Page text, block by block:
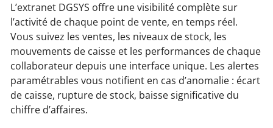
L’extranet DGSYS offre une visibilité complète sur
l’activité de chaque point de vente, en temps réel.
Vous suivez les ventes, les niveaux de stock, les
mouvements de caisse et les performances de chaque
collaborateur depuis une interface unique. Les alertes
paramétrables vous notifient en cas d’anomalie : écart
de caisse, rupture de stock, baisse significative du
chiffre d’affaires.